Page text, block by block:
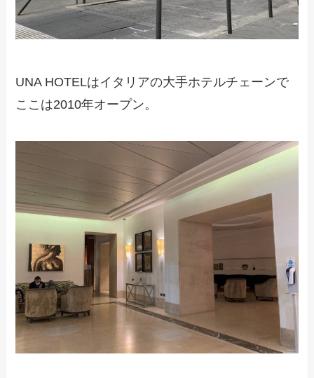
UNA HOTELはイタリアの大手ホテルチェーンで
ここは2010年オープン。